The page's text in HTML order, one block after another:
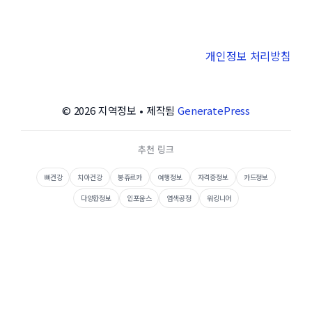
개인정보 처리방침
© 2026 지역정보 • 제작됨GeneratePress
추천 링크
뼈건강 치아건강 봉쥬르카 여행정보 자격증정보
카드정보
다양한정보
인포웁스 염색공정 워킹니어